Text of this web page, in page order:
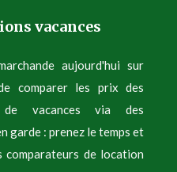
vacances
aujourd'hui sur
comparer les prix des
vacances via des
garde : prenez le temps et
de location